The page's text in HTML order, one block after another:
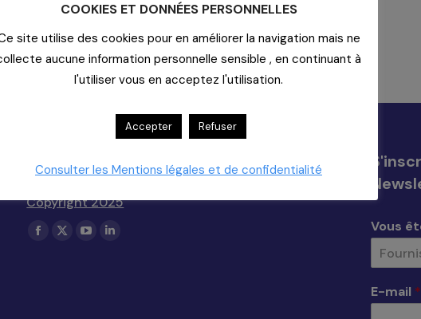
01-55-33-60-00
Copyright 2025
Trouvez nous sur :
La
La
La
La
Vous
E-mail *
COOKIES ET DONNÉES PERSONNELLES
site utilise des cookies pour en améliorer la navigation mais ne
aucune information personnelle sensible , en continuant à
l'utiliser vous en acceptez l'utilisation.
Accepter Refuser
Consulter les Mentions légales et de confidentialité